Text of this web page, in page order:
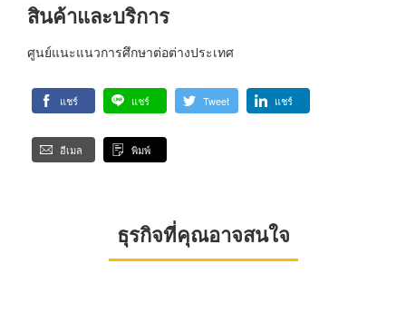
สินค้าและบริการ
ศูนย์แนะแนวการศึกษาต่อต่างประเทศ
แชร์ แชร์ Tweet แชร์
อีเมล พิมพ์
ธุรกิจที่คุณอาจสนใจ